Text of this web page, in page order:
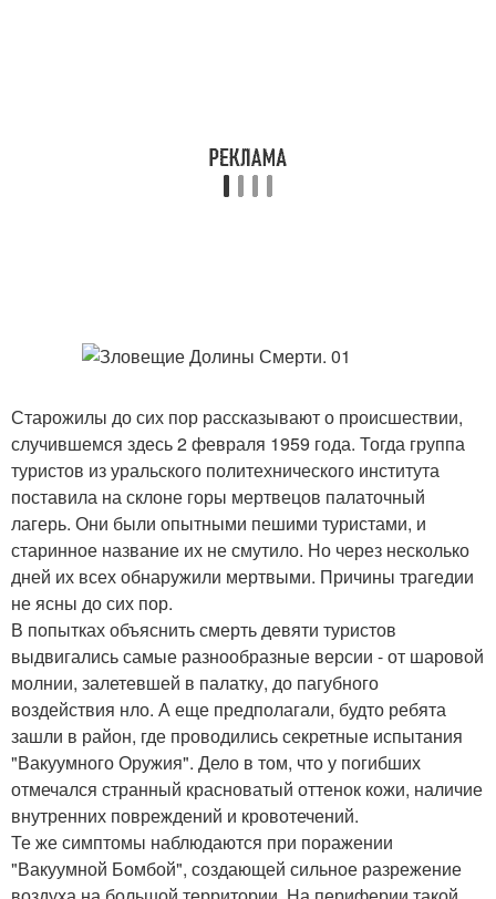
Старожилы до сих пор рассказывают о происшествии,
случившемся здесь 2 февраля 1959 года. Тогда группа
туристов из уральского политехнического института
поставила на склоне горы мертвецов палаточный
лагерь. Они были опытными пешими туристами, и
старинное название их не смутило. Но через несколько
дней их всех обнаружили мертвыми. Причины трагедии
не ясны до сих пор.
В попытках объяснить смерть девяти туристов
выдвигались самые разнообразные версии - от шаровой
молнии, залетевшей в палатку, до пагубного
воздействия нло. А еще предполагали, будто ребята
зашли в район, где проводились секретные испытания
"Вакуумного Оружия". Дело в том, что у погибших
отмечался странный красноватый оттенок кожи, наличие
внутренних повреждений и кровотечений.
Те же симптомы наблюдаются при поражении
"Вакуумной Бомбой", создающей сильное разрежение